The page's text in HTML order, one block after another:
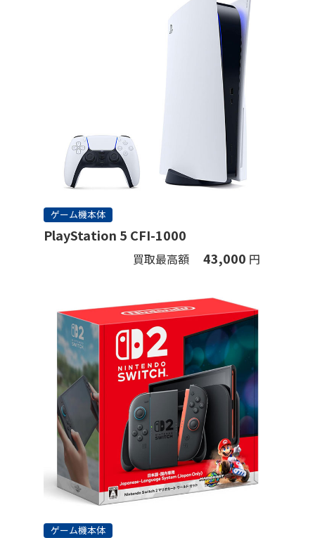
ゲーム機本体
PlayStation 5 CFI-1000
買取最高額 43,000 円
ゲーム機本体